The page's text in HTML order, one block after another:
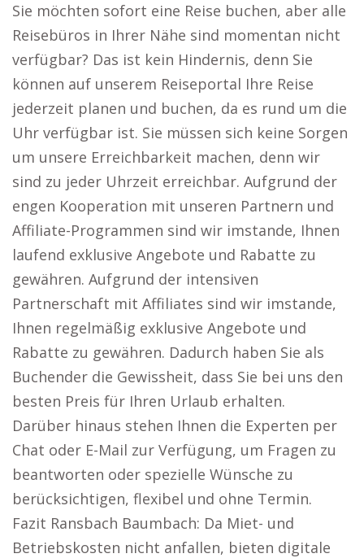
Sie möchten sofort eine Reise buchen, aber alle
Reisebüros in Ihrer Nähe sind momentan nicht
verfügbar? Das ist kein Hindernis, denn Sie
können auf unserem Reiseportal Ihre Reise
jederzeit planen und buchen, da es rund um die
Uhr verfügbar ist. Sie müssen sich keine Sorgen
um unsere Erreichbarkeit machen, denn wir
sind zu jeder Uhrzeit erreichbar. Aufgrund der
engen Kooperation mit unseren Partnern und
Affiliate-Programmen sind wir imstande, Ihnen
laufend exklusive Angebote und Rabatte zu
gewähren. Aufgrund der intensiven
Partnerschaft mit Affiliates sind wir imstande,
Ihnen regelmäßig exklusive Angebote und
Rabatte zu gewähren. Dadurch haben Sie als
Buchender die Gewissheit, dass Sie bei uns den
besten Preis für Ihren Urlaub erhalten.
Darüber hinaus stehen Ihnen die Experten per
Chat oder E-Mail zur Verfügung, um Fragen zu
beantworten oder spezielle Wünsche zu
berücksichtigen, flexibel und ohne Termin.
Fazit Ransbach Baumbach: Da Miet- und
Betriebskosten nicht anfallen, bieten digitale